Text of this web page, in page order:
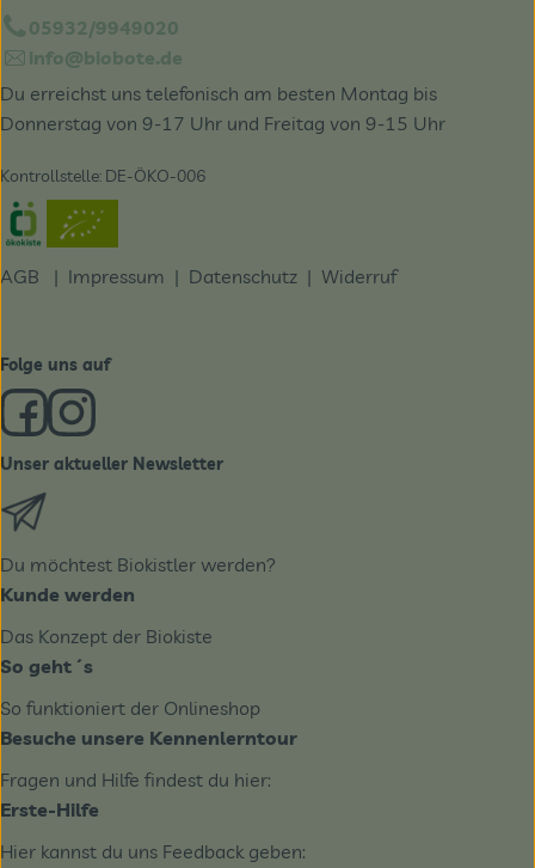
05932/9949020
info@biobote.de
Du erreichst uns telefonisch am besten Montag bis
Donnerstag von 9-17 Uhr und Freitag von 9-15 Uhr
Kontrollstelle: DE-ÖKO-006
Externer Link zu https://www.oekokiste.de/
AGB | Impressum | Datenschutz | Widerruf
Folge uns auf
Externer Link zu https://www.facebook.com/derBiobote/
Externer Link zu https://www.instagram.com/
Unser aktueller Newsletter
Du möchtest Biokistler werden?
Kunde werden
Das Konzept der Biokiste
So geht´s
So funktioniert der Onlineshop
Besuche unsere Kennenlerntour
Fragen und Hilfe findest du hier:
Erste-Hilfe
Hier kannst du uns Feedback geben: